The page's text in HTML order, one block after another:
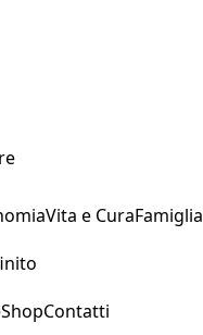
Vita e CuraFamiglia
ShopContatti